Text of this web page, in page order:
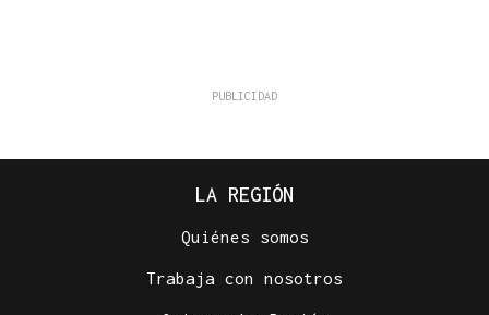
LA REGIÓN
Quiénes somos
Trabaja con nosotros